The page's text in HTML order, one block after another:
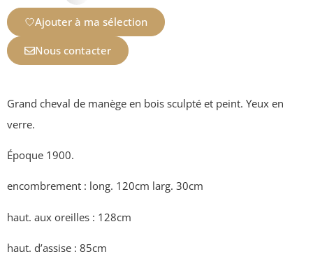
Ajouter à ma sélection
Nous contacter
Grand cheval de manège en bois sculpté et peint. Yeux en
verre.
Époque 1900.
encombrement : long. 120cm larg. 30cm
haut. aux oreilles : 128cm
haut. d’assise : 85cm